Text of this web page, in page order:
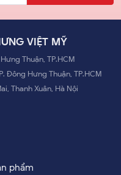
VIỆT MỸ
Thuận, TP.HCM
Đông Hưng Thuận, TP.HCM
Thanh Xuân, Hà Nội
phẩm